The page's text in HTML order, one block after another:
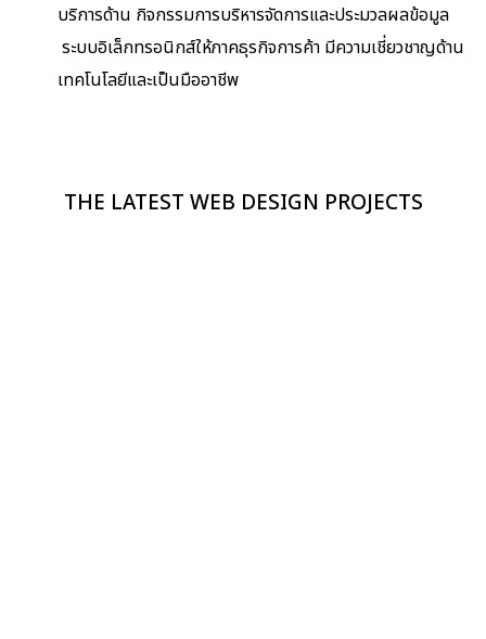
บริการด้าน กิจกรรมการบริหารจัดการและประมวลผลข้อมูล
ระบบอิเล็กทรอนิกส์ให้ภาคธุรกิจการค้า มีความเชี่ยวชาญด้าน
เทคโนโลยีและเป็นมืออาชีพ
THE LATEST WEB DESIGN PROJECTS